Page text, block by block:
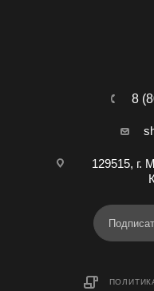
8
129515, г.